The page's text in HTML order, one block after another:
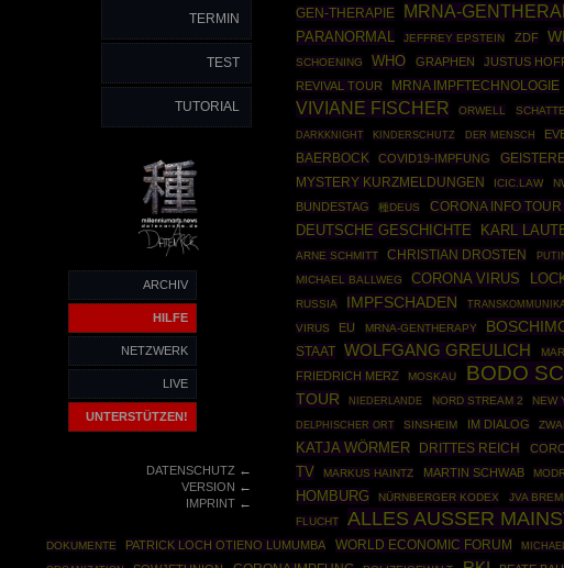
TERMIN
TEST
TUTORIAL
ARCHIV
HILFE
NETZWERK
LIVE
UNTERSTÜTZEN!
DATENSCHUTZ←
VERSION ←
IMPRINT←
GEN-THERAPIE
MRNA-
PARANORMAL JEFFREY EPSTEIN ZDF
SCHOENING
WHO GRAPHEN JUSTUS
REVIVAL TOUR
MRNA IMPFTECHNOLOGIE
VIVIANE FISCHER ORWELL
DARKKNIGHT
KINDERSCHUTZ DER MENSCH
BAERBOCK
COVID19-IMPFUNG
MYSTERY KURZMELDUNGEN ICIC.LAW
BUNDESTAG
種DEUS CORONA INFO
DEUTSCHE GESCHICHTE KARL
ARNE SCHMITT CHRISTIAN DROSTEN
MICHAEL BALLWEG
CORONA VIRUS
RUSSIA
IMPFSCHADEN
VIRUS
EU MRNA-GENTHERAPY
STAAT WOLFGANG GREULICH
FRIEDRICH MERZ MOSKAU BODO
TOUR
NIEDERLANDE NORD STREAM 2 NEW
DELPHISCHER ORT SINSHEIM IM DIALOG
KATJA WÖRMER DRITTES REICH
TV
MARKUS HAINTZ MARTIN SCHWAB
HOMBURG
NÜRNBERGER KODEX JVA
FLUCHT
ALLES AUSSER
DOKUMENTE
PATRICK LOCH OTIENO LUMUMBA WORLD ECONOMIC FORUM